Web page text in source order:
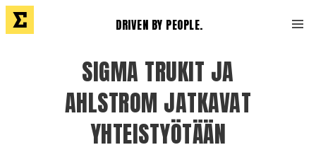
DRIVEN BY PEOPLE.
SIGMA TRUKIT JA
AHLSTROM JATKAVAT
YHTEISTYÖTÄÄN